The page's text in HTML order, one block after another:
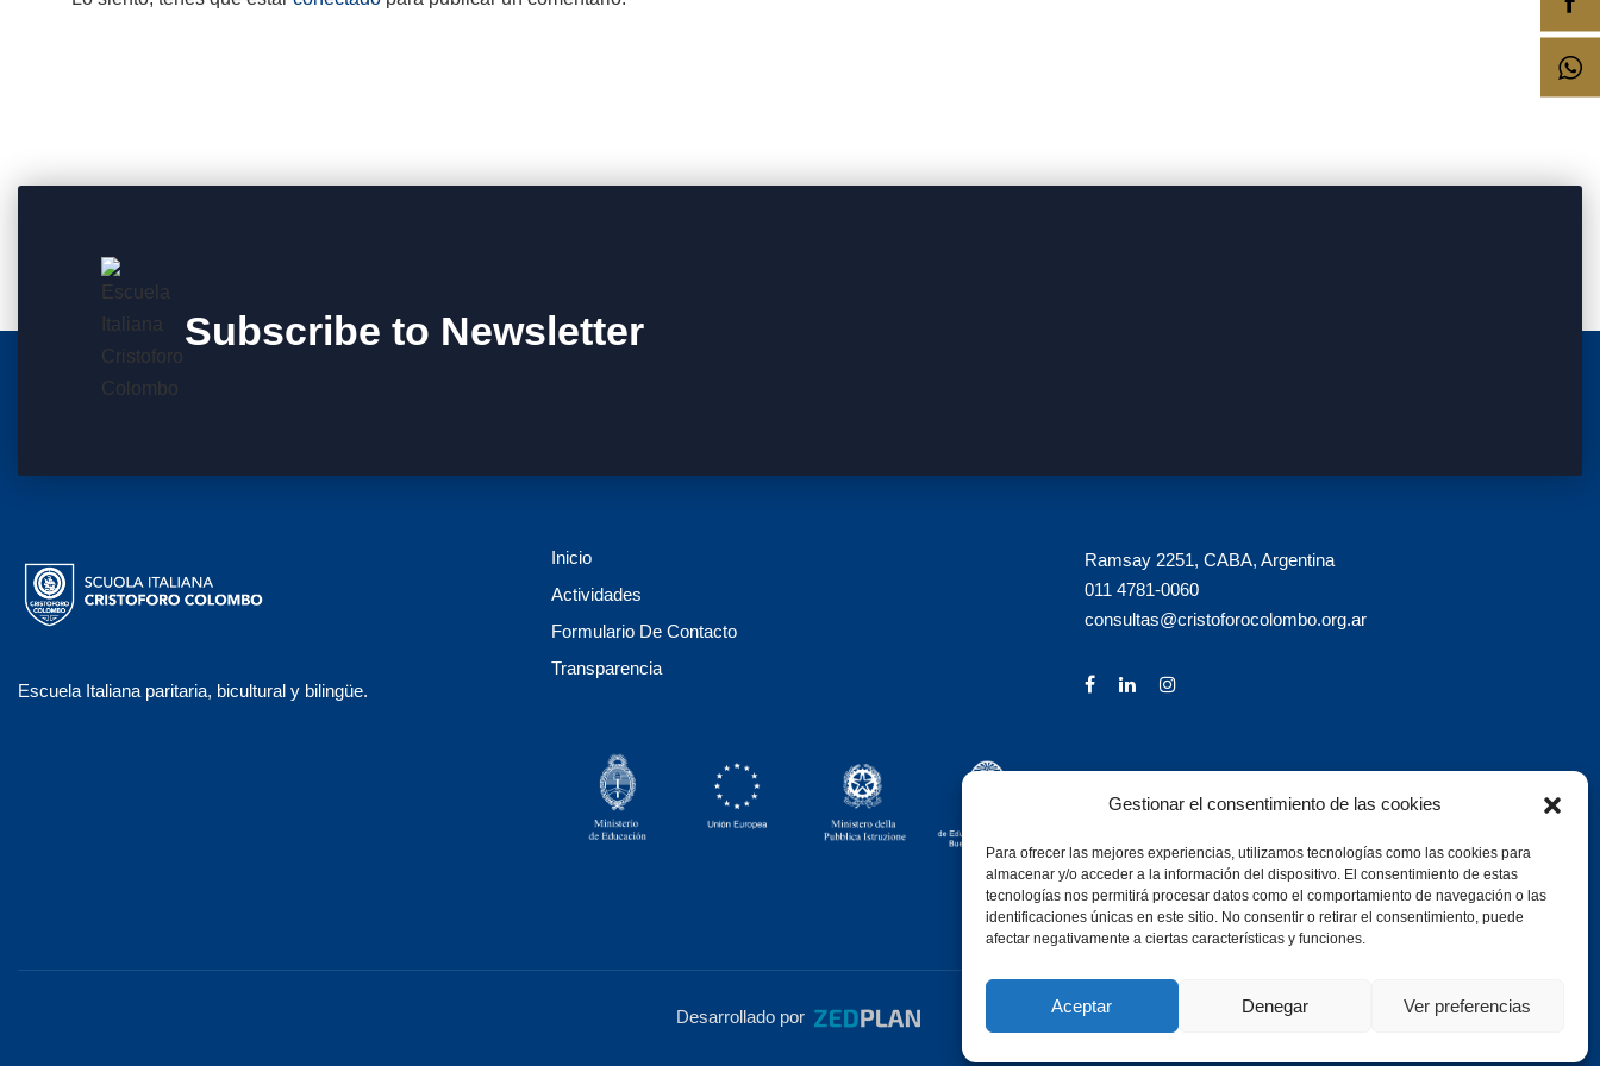
Gestionar el consentimiento de las cookies
Para ofrecer las mejores experiencias, utilizamos tecnologías como las cookies para
almacenar y/o acceder a la información del dispositivo. El consentimiento de estas
tecnologías nos permitirá procesar datos como el comportamiento de navegación o las
identificaciones únicas en este sitio. No consentir o retirar el consentimiento, puede
afectar negativamente a ciertas características y funciones.
Aceptar Denegar Ver preferencias
Subscribe to Newsletter
Escuela Italiana paritaria, bicultural y bilingüe.
Inicio
Actividades
Formulario De Contacto
Transparencia
Ramsay 2251, CABA, Argentina
011 4781-0060
consultas@cristoforocolombo.org.ar
Desarrollado por